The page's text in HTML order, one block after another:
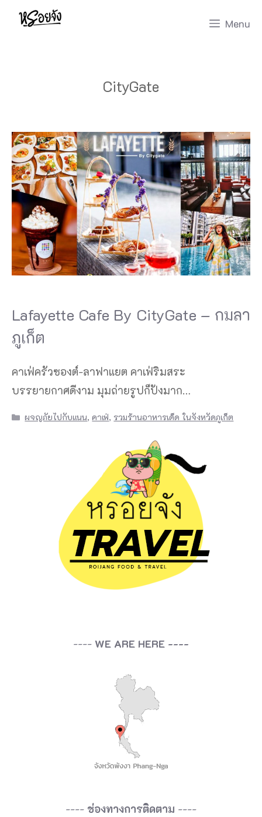
Skip
Menu
CityGate
Lafayette Cafe By CityGate – กมลา
ภูเก็ต
คาเฟ่ครัวซองต์-ลาฟาแยต คาเฟ่ริมสระ
บรรยายกาศดีงาม มุมถ่ายรูปก็ปังมาก…
Categories
ผจญภัยไปกับแนน,คาเฟ่, รวมร้านอาหารเด็ด ในจังหวัดภูเก็ต
---- WE ARE HERE ----
---- ช่องทางการติดตาม ----